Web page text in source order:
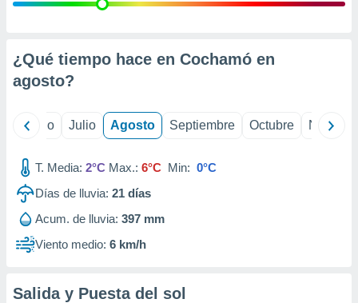
e
mediante
publicidad
de
1199
¿Qué tiempo hace en Cochamó en
agosto?
Junio Julio Agosto Septiembre Octubre
T. Media: 2°C Max.: 6°C Min: 0°C
Días de lluvia: 21 días
Acum. de lluvia: 397 mm
Viento medio: 6 km/h
Salida y Puesta del sol